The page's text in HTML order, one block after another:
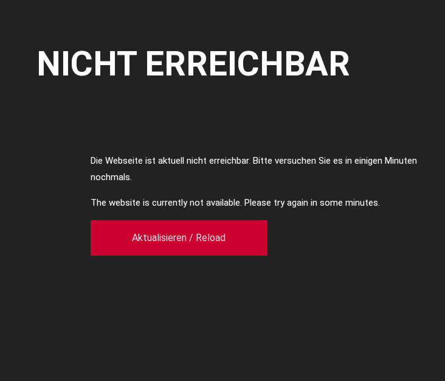
NICHT ERREICHBAR
Die Webseite ist aktuell nicht erreichbar. Bitte versuchen Sie es in einigen Minuten
nochmals.
The website is currently not available. Please try again in some minutes.
Aktualisieren / Reload